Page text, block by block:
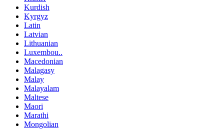
Kurdish
Kyrgyz
Latin
Latvian
Lithuanian
Luxembou..
Macedonian
Malagasy
Malay
Malayalam
Maltese
Maori
Marathi
Mongolian